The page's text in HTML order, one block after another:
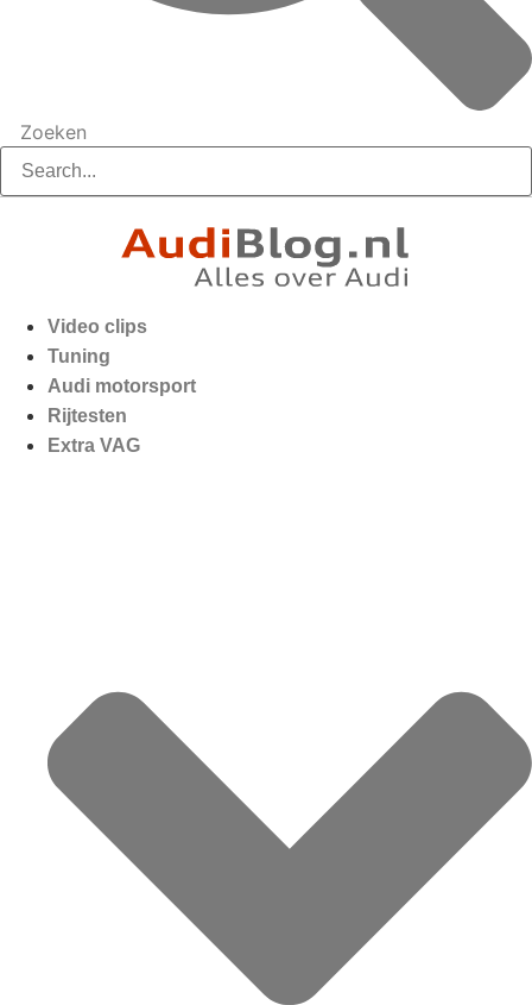
Zoeken
Video clips
Tuning
Audi motorsport
Rijtesten
Extra VAG